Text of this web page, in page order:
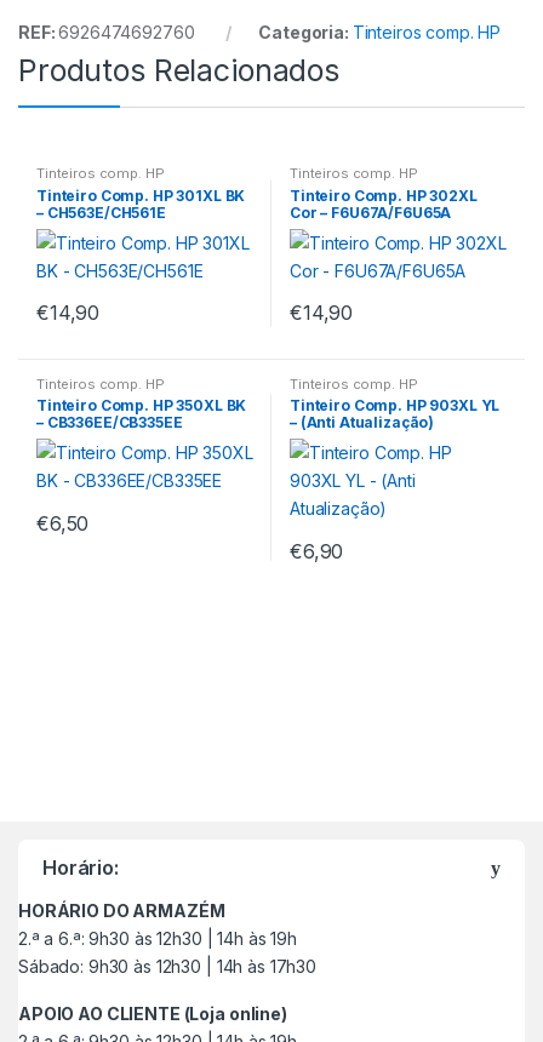
REF:6926474692760 Categoria: Tinteiros comp. HP
Produtos Relacionados
Tinteiros comp. HP
Tinteiro Comp. HP 301XL BK
– CH563E/CH561E
€14,90
Tinteiros comp. HP
Tinteiro Comp. HP 302XL
Cor – F6U67A/F6U65A
€14,90
Tinteiros comp. HP
Tinteiro Comp. HP 350XL BK
– CB336EE/CB335EE
€6,50
Tinteiros comp. HP
Tinteiro Comp. HP 903XL YL
– (Anti Atualização)
€6,90
Horário:
HORÁRIO DO ARMAZÉM
2.ª a 6.ª: 9h30 às 12h30 | 14h às 19h
Sábado: 9h30 às 12h30 | 14h às 17h30
APOIO AO CLIENTE (Loja online)